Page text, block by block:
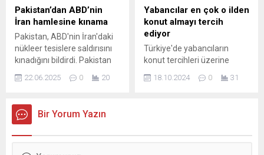
ABD güçlerine ait olduğu
belirtildi. Açıklamada
ABD’nin bölgedeki
davranışları ve sivillere
yönelik eylemleri gösterildi.
İddialarda, saldırıda bazı...
Pakistan’dan ABD’nin
İran hamlesine kınama
Pakistan, ABD'nin İran'daki
nükleer tesislere saldırısını
kınadığını bildirdi. Pakistan
Dışişleri Bakanlığı, ABD'nin
İran'daki nükleer tesislere
açıklamada bulundu.
Açıklamada, "CİDDİ ŞEKİLDE
22.06.2025 0 20
Yabancılar en çok o ilden
konut almayı tercih
ediyor
Türkiye'de yabancıların
konut tercihleri üzerine
kapsamlı bir analiz. Antalya
ve İstanbul'un öne çıkan
18.10.2024 0 31
Bir Yorum Yazın